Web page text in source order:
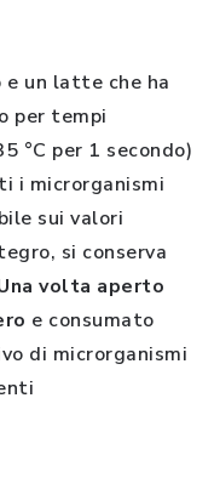
e un latte che ha
per tempi
°C per 1 secondo)
i microrganismi
sui valori
si conserva
volta aperto
e consumato
di microrganismi